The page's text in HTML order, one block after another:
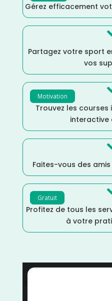
Gérez efficacement
Partagez votre sport
vos
Motivation
Trouvez les
interactive
Faites-vous des
Gratuit
Profitez de tous les
à votre
Trail